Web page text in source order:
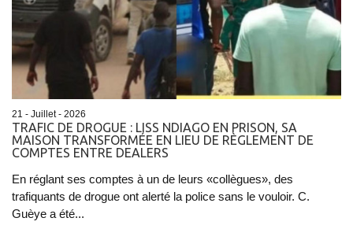
21 - Juillet - 2026
TRAFIC DE DROGUE : LISS NDIAGO EN PRISON, SA
MAISON TRANSFORMÉE EN LIEU DE RÈGLEMENT DE
COMPTES ENTRE DEALERS
En réglant ses comptes à un de leurs «collègues», des
trafiquants de drogue ont alerté la police sans le vouloir. C.
Guèye a été...